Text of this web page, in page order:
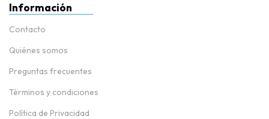
Información
Contacto
Quiénes somos
Preguntas frecuentes
Términos y condiciones
Política de Privacidad